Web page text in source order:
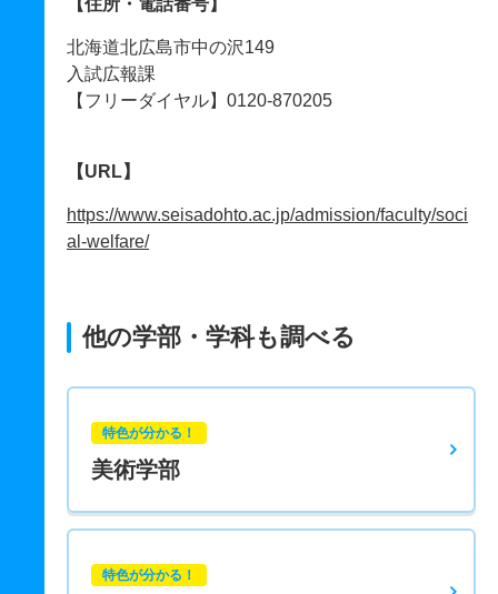
【住所・電話番号】
北海道北広島市中の沢149
入試広報課
【フリーダイヤル】0120-870205
【URL】
https://www.seisadohto.ac.jp/admission/faculty/soci
al-welfare/
他の学部・学科も調べる
特色が分かる！
美術学部
特色が分かる！